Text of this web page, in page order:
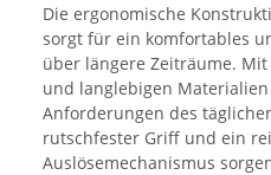
Die ergonomische
sorgt für ein komfortables
über längere Zeiträume.
und langlebigen
Anforderungen des
rutschfester Griff und ein
Auslösemechanismus